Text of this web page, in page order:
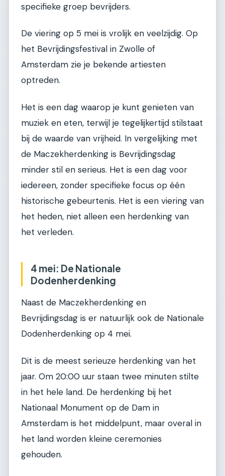
specifieke groep bevrijders.
De viering op 5 mei is vrolijk en veelzijdig. Op
het Bevrijdingsfestival in Zwolle of
Amsterdam zie je bekende artiesten
optreden.
Het is een dag waarop je kunt genieten van
muziek en eten, terwijl je tegelijkertijd stilstaat
bij de waarde van vrijheid. In vergelijking met
de Maczekherdenking is Bevrijdingsdag
minder stil en serieus. Het is een dag voor
iedereen, zonder specifieke focus op één
historische gebeurtenis. Het is een viering van
het heden, niet alleen een herdenking van
het verleden.
4 mei: De Nationale
Dodenherdenking
Naast de Maczekherdenking en
Bevrijdingsdag is er natuurlijk ook de Nationale
Dodenherdenking op 4 mei.
Dit is de meest serieuze herdenking van het
jaar. Om 20:00 uur staan twee minuten stilte
in het hele land. De herdenking bij het
Nationaal Monument op de Dam in
Amsterdam is het middelpunt, maar overal in
het land worden kleine ceremonies
gehouden.